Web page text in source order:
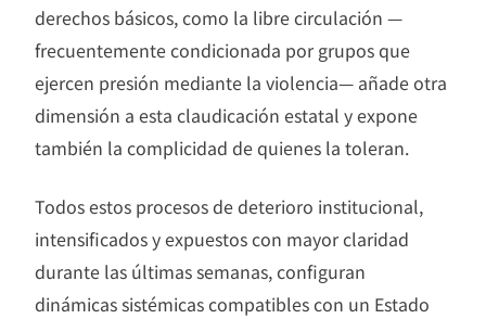
derechos básicos, como la libre circulación —
frecuentemente condicionada por grupos que
ejercen presión mediante la violencia— añade otra
dimensión a esta claudicación estatal y expone
también la complicidad de quienes la toleran.
Todos estos procesos de deterioro institucional,
intensificados y expuestos con mayor claridad
durante las últimas semanas, configuran
dinámicas sistémicas compatibles con un Estado